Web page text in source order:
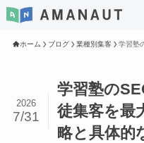
ホーム ブログ 業種別集客
学習塾の
徒集客を最
略と具体的
2026
7/31